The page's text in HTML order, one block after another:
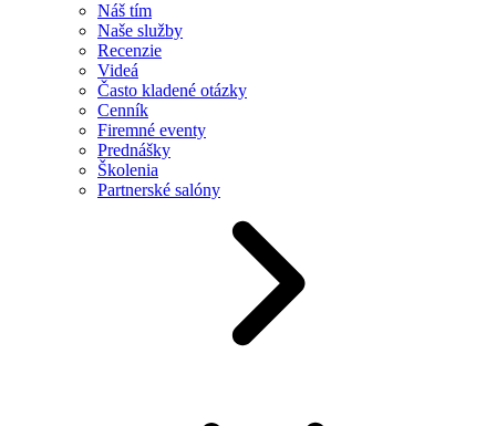
Náš tím
Naše služby
Recenzie
Videá
Často kladené otázky
Cenník
Firemné eventy
Prednášky
Školenia
Partnerské salóny